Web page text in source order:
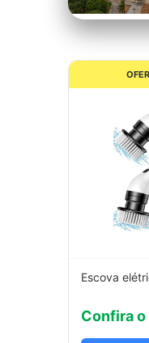
Escova
Confira